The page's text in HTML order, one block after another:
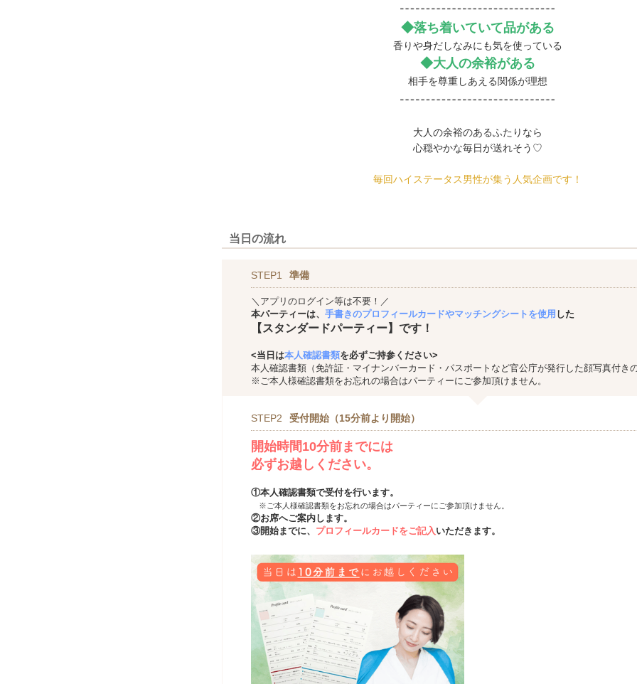
◆落ち着いていて品がある
香りや身だしなみにも気を使っている
◆大人の余裕がある
相手を尊重しあえる関係が理想
大人の余裕のあるふたりなら
心穏やかな毎日が送れそう♡
毎回ハイステータス男性が集う人気企画です！
当日の流れ
STEP1 準備
＼アプリのログイン等は不要！／
本パーティーは、 手書きのプロフィールカードやマッチングシートを使用 した
【スタンダードパーティー】です！
<当日は本人確認書類を必ずご持参ください>
本人確認書類（免許証・マイナンバーカード・パスポートなど官公庁が発行した顔写真付きの
※ご本人様確認書類をお忘れの場合はパーティーにご参加頂けません。
STEP2 受付開始（15分前より開始）
開始時間10分前までには
必ずお越しください。
①本人確認書類で受付を行います。
※ご本人様確認書類をお忘れの場合はパーティーにご参加頂けません。
②お席へご案内します。
③開始までに、 プロフィールカードをご記入いただきます。